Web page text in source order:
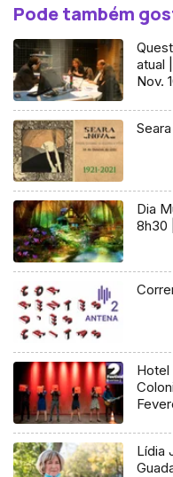
Pode também
atual
Nov.
Dia
8h30
Hotel
Lídia